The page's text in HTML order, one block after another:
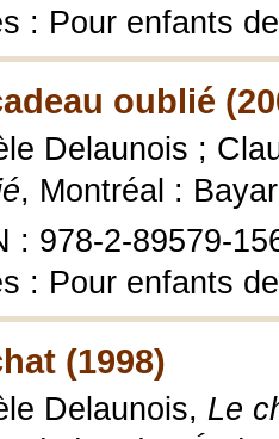
: Pour enfants
oublié
Delaunois ;
, Montréal :
: 978-2-89579-
: Pour enfants
(1998)
Delaunois, Le